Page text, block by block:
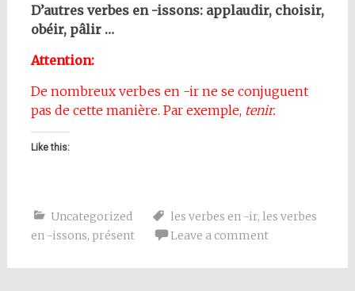
D’autres verbes en -issons: applaudir, choisir,
obéir, pâlir …
Attention:
De nombreux verbes en -ir ne se conjuguent
pas de cette manière. Par exemple, tenir.
Like this:
Uncategorized les verbes en -ir, les verbes
en -issons, présent Leave a comment